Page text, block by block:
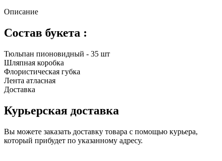
Описание
Состав букета :
Тюльпан пионовидный - 35 шт
Шляпная коробка
Флористическая губка
Лента атласная
Доставка
Курьерская доставка
Вы можете заказать доставку товара с помощью курьера,
который прибудет по указанному адресу.